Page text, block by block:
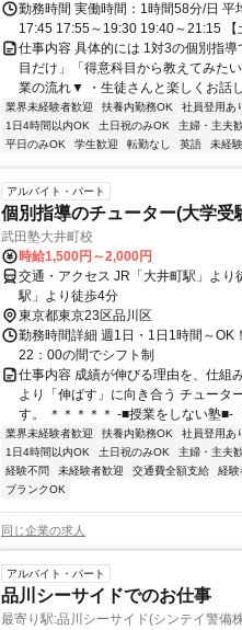
勤務時間 実働時間：1時間58分/日
17:45 17:55～19:30 19:40～21:15
仕事内容 具体的には 1対3の個別指
目だけ」「得意科目から教えてみた
業の流れ▼ ・生徒さんと楽しくお話
業界未経験者歓迎 扶養内勤務OK 社員登用あ
1日4時間以内OK
土日祝のみOK 主婦・主夫
平日のみOK
学生歓迎 転勤なし 英語 未経
アルバイト・パート
個別指導のチューター(大学受
武田塾大井町校
時給1,500円～2,000円
交通・アクセス JR「大井町駅」よ
駅」より徒歩4分
東京都東京23区品川区
勤務時間詳細 週1日・1日1時間～OK
22：00の間でシフト制
仕事内容 成績が伸びる理由を、仕組
より「伸ばす」に向き合う チュータ
す。 ＊＊＊＊＊ -■授業をしない塾■-
業界未経験者歓迎 扶養内勤務OK 社員登用あ
1日4時間以内OK
土日祝のみOK 主婦・主夫
経験不問
未経験者歓迎 交通費全額支給 経験
ブランクOK
同じ企業の求人
アルバイト・パート
品川シーサイドでのお仕事
最寄り駅:品川シーサイド(シンテイ警